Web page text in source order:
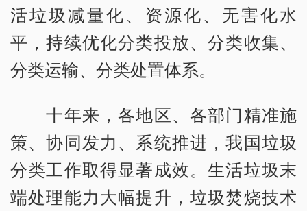
活垃圾减量化、资源化、无害化水
平，持续优化分类投放、分类收集、
分类运输、分类处置体系。
十年来，各地区、各部门精准施
策、协同发力、系统推进，我国垃圾
分类工作取得显著成效。生活垃圾末
端处理能力大幅提升，垃圾焚烧技术